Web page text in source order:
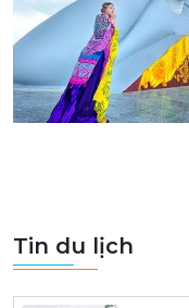
Tin du lịch